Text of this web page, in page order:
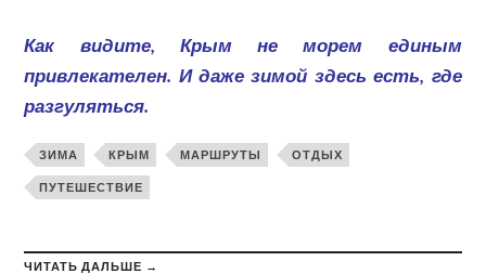
Как видите, Крым не морем единым
привлекателен. И даже зимой здесь есть, где
разгуляться.
ЗИМА КРЫМ МАРШРУТЫ ОТДЫХ
ПУТЕШЕСТВИЕ
ЧИТАТЬ ДАЛЬШЕ →